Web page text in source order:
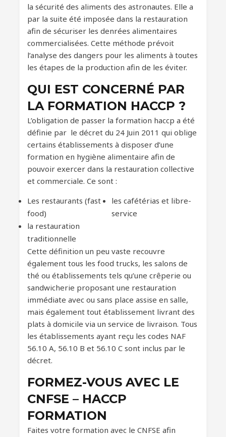
la sécurité des aliments des astronautes. Elle a
par la suite été imposée dans la restauration
afin de sécuriser les denrées alimentaires
commercialisées. Cette méthode prévoit
l’analyse des dangers pour les aliments à toutes
les étapes de la production afin de les éviter.
QUI EST CONCERNÉ PAR
LA FORMATION HACCP ?
L’obligation de passer la formation haccp a été
définie par le décret du 24 Juin 2011 qui oblige
certains établissements à disposer d’une
formation en hygiène alimentaire afin de
pouvoir exercer dans la restauration collective
et commerciale. Ce sont :
Les restaurants (fast
food)
les cafétérias et libre-
service
la restauration
traditionnelle
Cette définition un peu vaste recouvre
également tous les food trucks, les salons de
thé ou établissements tels qu’une crêperie ou
sandwicherie proposant une restauration
immédiate avec ou sans place assise en salle,
mais également tout établissement livrant des
plats à domicile via un service de livraison. Tous
les établissements ayant reçu les codes NAF
56.10 A, 56.10 B et 56.10 C sont inclus par le
décret.
FORMEZ-VOUS AVEC LE
CNFSE – HACCP
FORMATION
Faites votre formation avec le CNFSE afin